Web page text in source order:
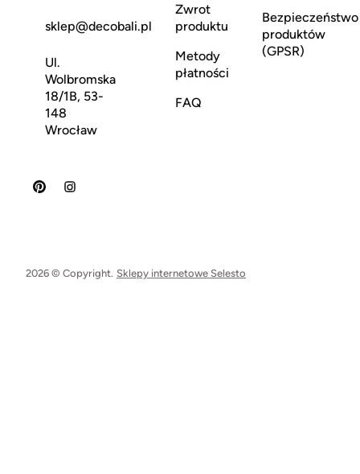
sklep@decobali.pl
Ul.
Wolbromska
18/1B, 53-
148
Wrocław
Zwrot
produktu
Metody
płatności
FAQ
Bezpieczeństwo
produktów
(GPSR)
2026 © Copyright. Sklepy internetowe Selesto